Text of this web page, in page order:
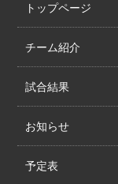
トップページ
チーム紹介
試合結果
お知らせ
予定表